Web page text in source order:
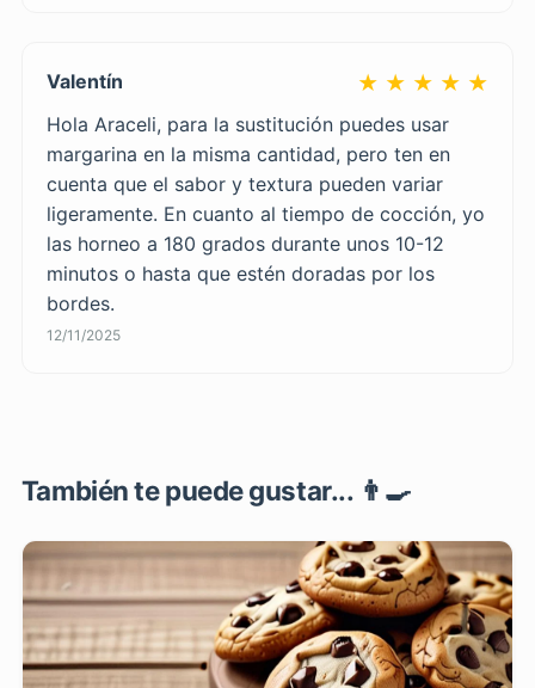
Valentín ★ ★ ★ ★ ★
Hola Araceli, para la sustitución puedes usar
margarina en la misma cantidad, pero ten en
cuenta que el sabor y textura pueden variar
ligeramente. En cuanto al tiempo de cocción, yo
las horneo a 180 grados durante unos 10-12
minutos o hasta que estén doradas por los
bordes.
12/11/2025
También te puede gustar... 👨‍🍳